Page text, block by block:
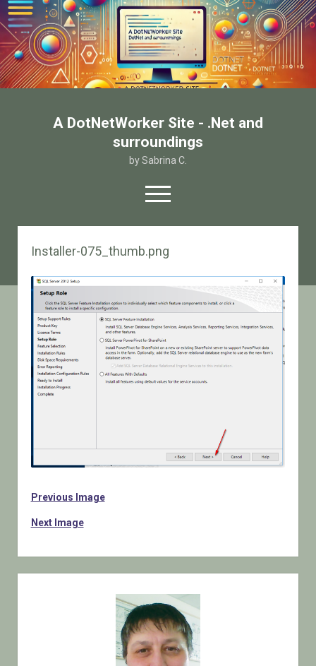
A DotNetWorker Site - .Net and
surroundings
by Sabrina C.
open
menu
twitterfacebook
email-form
Contatto
Installer-075_thumb.png
Previous Image
Next Image